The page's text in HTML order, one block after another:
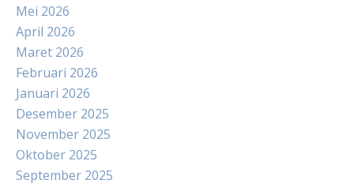
Mei 2026
April 2026
Maret 2026
Februari 2026
Januari 2026
Desember 2025
November 2025
Oktober 2025
September 2025